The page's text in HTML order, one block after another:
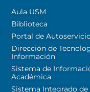
Aula USM
Biblioteca
Portal de
Dirección de
Información
Sistema de
Académica
Sistema Integrado